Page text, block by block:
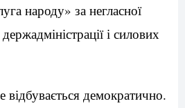
народу» за негласної
і силових
демократично.